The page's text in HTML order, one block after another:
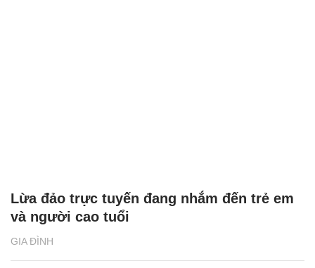
GIA ĐÌNH
Lừa đảo trực tuyến đang nhắm đến trẻ em
và người cao tuổi